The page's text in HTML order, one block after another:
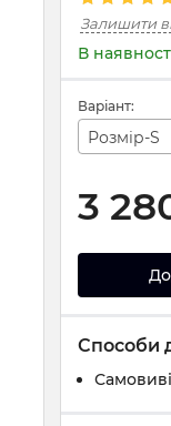
Залишити
В
Варіант:
Розмір-S
3
Способи